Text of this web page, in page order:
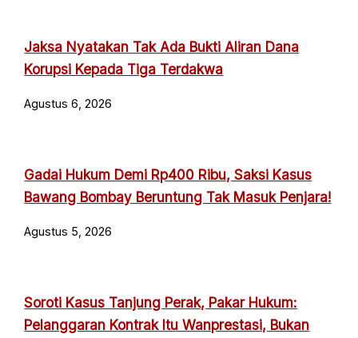
Jaksa Nyatakan Tak Ada Bukti Aliran Dana
Korupsi Kepada Tiga Terdakwa
Agustus 6, 2026
Gadai Hukum Demi Rp400 Ribu, Saksi Kasus
Bawang Bombay Beruntung Tak Masuk Penjara!
Agustus 5, 2026
Soroti Kasus Tanjung Perak, Pakar Hukum:
Pelanggaran Kontrak Itu Wanprestasi, Bukan